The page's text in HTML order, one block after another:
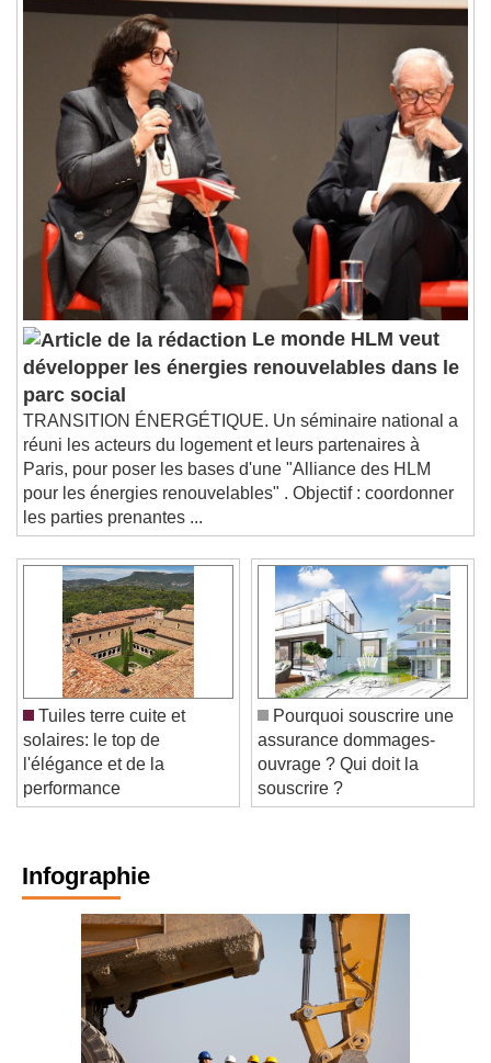
Le monde HLM veut
développer les énergies renouvelables dans le
parc social
TRANSITION ÉNERGÉTIQUE. Un séminaire national a
réuni les acteurs du logement et leurs partenaires à
Paris, pour poser les bases d'une "Alliance des HLM
pour les énergies renouvelables" . Objectif : coordonner
les parties prenantes ...
Tuiles terre cuite et
solaires: le top de
l'élégance et de la
performance
Pourquoi souscrire une
assurance dommages-
ouvrage ? Qui doit la
souscrire ?
Infographie